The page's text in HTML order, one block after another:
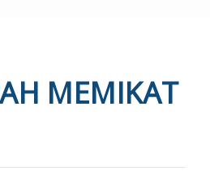
MEMIKAT